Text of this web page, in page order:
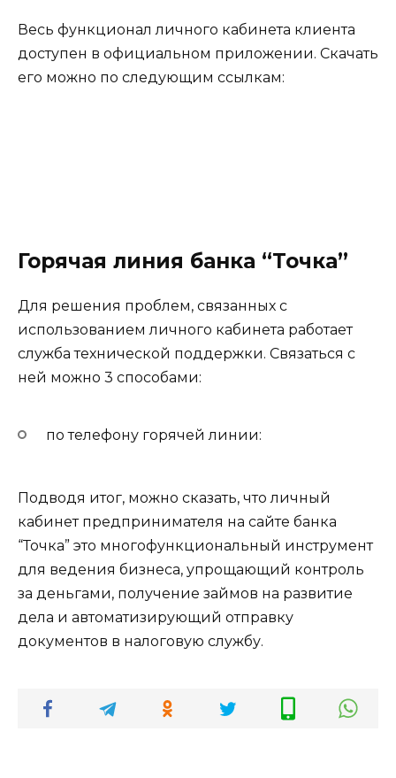
Весь функционал личного кабинета клиента
доступен в официальном приложении. Скачать
его можно по следующим ссылкам:
Горячая линия банка “Точка”
Для решения проблем, связанных с
использованием личного кабинета работает
служба технической поддержки. Связаться с
ней можно 3 способами:
по телефону горячей линии:
Подводя итог, можно сказать, что личный
кабинет предпринимателя на сайте банка
“Точка” это многофункциональный инструмент
для ведения бизнеса, упрощающий контроль
за деньгами, получение займов на развитие
дела и автоматизирующий отправку
документов в налоговую службу.